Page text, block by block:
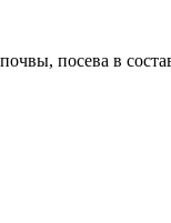
посева в